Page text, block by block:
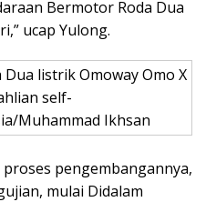
Bermotor Roda Dua
ucap Yulong.
listrik Omoway Omo X
self-
Muhammad Ikhsan
pengembangannya,
mulai Didalam